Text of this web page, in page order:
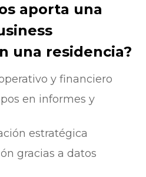
aporta una
una residencia?
y financiero
en informes y
estratégica
gracias a datos